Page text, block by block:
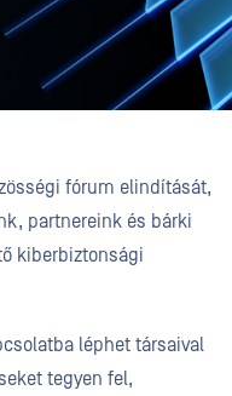
fórum elindítását,
partnereink és bárki
kiberbiztonsági
léphet társaival
tegyen fel,